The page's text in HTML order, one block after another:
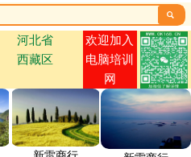

河北省
西藏区
欢迎加入
电脑培训
网